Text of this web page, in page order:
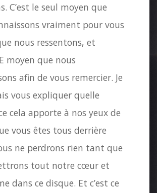
C’est le seul moyen que
vraiment pour vous
nous ressentons, et
moyen que nous
afin de vous remercier. Je
vous expliquer quelle
cela apporte à nos yeux de
vous êtes tous derrière
ne perdrons rien tant que
tout notre cœur et
dans ce disque. Et c’est ce